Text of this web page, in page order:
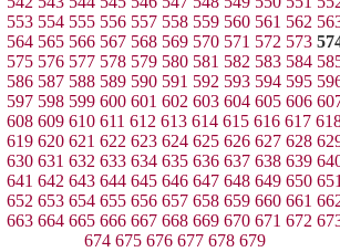
553 554 555 556 557 558 559 560 561 562
564 565 566 567 568 569 570 571 572 573
575 576 577 578 579 580 581 582 583 584
586 587 588 589 590 591 592 593 594 595
597 598 599 600 601 602 603 604 605 606
608 609 610 611 612 613 614 615 616 617
619 620 621 622 623 624 625 626 627 628
630 631 632 633 634 635 636 637 638 639
641 642 643 644 645 646 647 648 649 650
652 653 654 655 656 657 658 659 660 661
663 664 665 666 667 668 669 670 671 672
674 675 676 677 678 679